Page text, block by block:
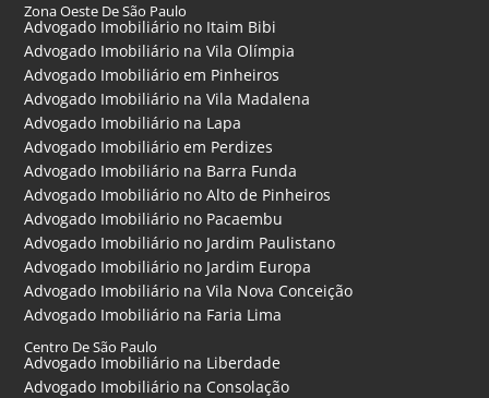
Zona Oeste De São Paulo
Advogado Imobiliário no Itaim Bibi
Advogado Imobiliário na Vila Olímpia
Advogado Imobiliário em Pinheiros
Advogado Imobiliário na Vila Madalena
Advogado Imobiliário na Lapa
Advogado Imobiliário em Perdizes
Advogado Imobiliário na Barra Funda
Advogado Imobiliário no Alto de Pinheiros
Advogado Imobiliário no Pacaembu
Advogado Imobiliário no Jardim Paulistano
Advogado Imobiliário no Jardim Europa
Advogado Imobiliário na Vila Nova Conceição
Advogado Imobiliário na Faria Lima
Centro De São Paulo
Advogado Imobiliário na Liberdade
Advogado Imobiliário na Consolação